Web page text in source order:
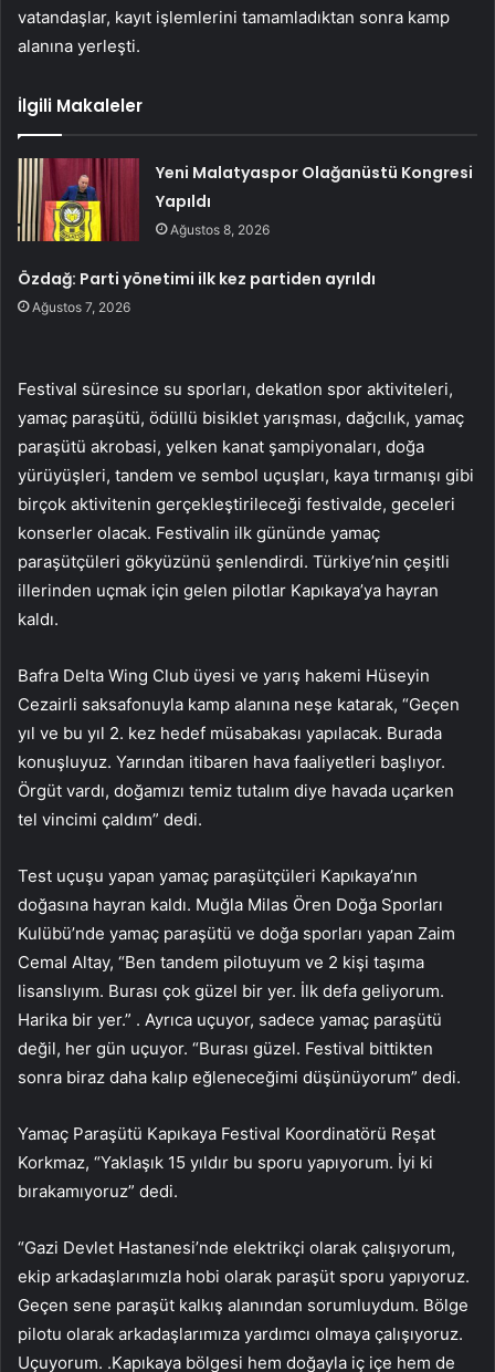
vatandaşlar, kayıt işlemlerini tamamladıktan sonra kamp
alanına yerleşti.
İlgili Makaleler
Yeni Malatyaspor Olağanüstü Kongresi
Yapıldı
Ağustos 8, 2026
Özdağ: Parti yönetimi ilk kez partiden ayrıldı
Ağustos 7, 2026
Festival süresince su sporları, dekatlon spor aktiviteleri,
yamaç paraşütü, ödüllü bisiklet yarışması, dağcılık, yamaç
paraşütü akrobasi, yelken kanat şampiyonaları, doğa
yürüyüşleri, tandem ve sembol uçuşları, kaya tırmanışı gibi
birçok aktivitenin gerçekleştirileceği festivalde, geceleri
konserler olacak. Festivalin ilk gününde yamaç
paraşütçüleri gökyüzünü şenlendirdi. Türkiye’nin çeşitli
illerinden uçmak için gelen pilotlar Kapıkaya’ya hayran
kaldı.
Bafra Delta Wing Club üyesi ve yarış hakemi Hüseyin
Cezairli saksafonuyla kamp alanına neşe katarak, “Geçen
yıl ve bu yıl 2. kez hedef müsabakası yapılacak. Burada
konuşluyuz. Yarından itibaren hava faaliyetleri başlıyor.
Örgüt vardı, doğamızı temiz tutalım diye havada uçarken
tel vincimi çaldım” dedi.
Test uçuşu yapan yamaç paraşütçüleri Kapıkaya’nın
doğasına hayran kaldı. Muğla Milas Ören Doğa Sporları
Kulübü’nde yamaç paraşütü ve doğa sporları yapan Zaim
Cemal Altay, “Ben tandem pilotuyum ve 2 kişi taşıma
lisanslıyım. Burası çok güzel bir yer. İlk defa geliyorum.
Harika bir yer.” . Ayrıca uçuyor, sadece yamaç paraşütü
değil, her gün uçuyor. “Burası güzel. Festival bittikten
sonra biraz daha kalıp eğleneceğimi düşünüyorum” dedi.
Yamaç Paraşütü Kapıkaya Festival Koordinatörü Reşat
Korkmaz, “Yaklaşık 15 yıldır bu sporu yapıyorum. İyi ki
bırakamıyoruz” dedi.
“Gazi Devlet Hastanesi’nde elektrikçi olarak çalışıyorum,
ekip arkadaşlarımızla hobi olarak paraşüt sporu yapıyoruz.
Geçen sene paraşüt kalkış alanından sorumluydum. Bölge
pilotu olarak arkadaşlarımıza yardımcı olmaya çalışıyoruz.
Uçuyorum. .Kapıkaya bölgesi hem doğayla iç içe hem de